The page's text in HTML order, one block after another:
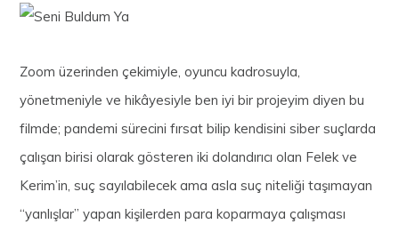
Zoom üzerinden çekimiyle, oyuncu kadrosuyla,
yönetmeniyle ve hikâyesiyle ben iyi bir projeyim diyen bu
filmde; pandemi sürecini fırsat bilip kendisini siber suçlarda
çalışan birisi olarak gösteren iki dolandırıcı olan Felek ve
Kerim’in, suç sayılabilecek ama asla suç niteliği taşımayan
“yanlışlar” yapan kişilerden para koparmaya çalışması